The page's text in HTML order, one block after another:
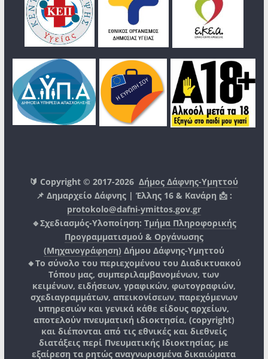
🔰 Copyright © 2017-2026Δήμος Δάφνης-Υμηττού
📌 Δημαρχείο Δάφνης | Έλλης 16 & Κανάρη 📩 :
protokolo@dafni-ymittos.gov.gr
🔹Σχεδιασμός-Υλοποίηση: Τμήμα Πληροφορικής
Προγραμματισμού & Οργάνωσης
(Μηχανογράφηση) Δήμου Δάφνης-Υμηττού
🔸Το σύνολο του περιεχομένου του Διαδικτυακού
Τόπου μας, συμπεριλαμβανομένων, των
κειμένων, ειδήσεων, γραφικών, φωτογραφιών,
σχεδιαγραμμάτων, απεικονίσεων, παρεχόμενων
υπηρεσιών και γενικά κάθε είδους αρχείων,
αποτελούν πνευματική ιδιοκτησία, (copyright)
και διέπονται από τις εθνικές και διεθνείς
διατάξεις περί Πνευματικής Ιδιοκτησίας, με
εξαίρεση τα ρητώς αναγνωρισμένα δικαιώματα